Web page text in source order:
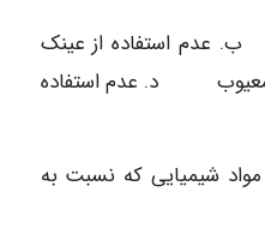
استفاده از عینک
د. عدم استفاده
با مواد شیمیایی که نسبت به